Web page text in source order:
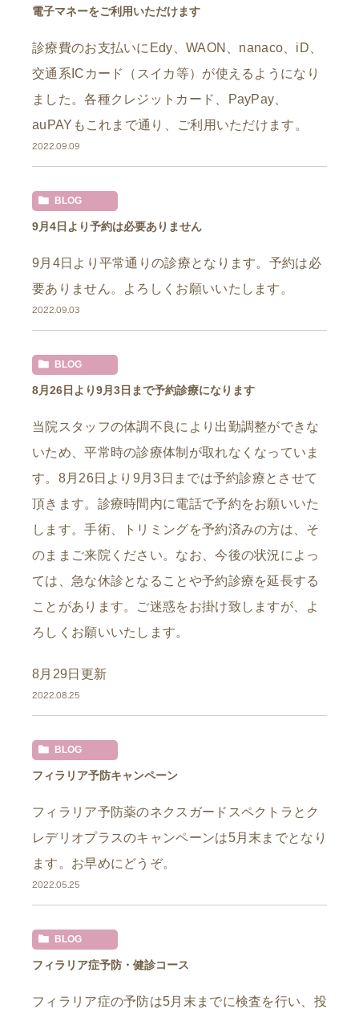
電子マネーをご利用いただけます
診療費のお支払いにEdy、WAON、nanaco、iD、
交通系ICカード（スイカ等）が使えるようになり
ました。各種クレジットカード、PayPay、
auPAYもこれまで通り、ご利用いただけます。
2022.09.09
BLOG
9月4日より予約は必要ありません
9月4日より平常通りの診療となります。予約は必
要ありません。よろしくお願いいたします。
2022.09.03
BLOG
8月26日より9月3日まで予約診療になります
当院スタッフの体調不良により出勤調整ができな
いため、平常時の診療体制が取れなくなっていま
す。8月26日より9月3日までは予約診療とさせて
頂きます。診療時間内に電話で予約をお願いいた
します。手術、トリミングを予約済みの方は、そ
のままご来院ください。なお、今後の状況によっ
ては、急な休診となることや予約診療を延長する
ことがあります。ご迷惑をお掛け致しますが、よ
ろしくお願いいたします。
8月29日更新
2022.08.25
BLOG
フィラリア予防キャンペーン
フィラリア予防薬のネクスガードスペクトラとク
レデリオプラスのキャンペーンは5月末までとなり
ます。お早めにどうぞ。
2022.05.25
BLOG
フィラリア症予防・健診コース
フィラリア症の予防は5月末までに検査を行い、投